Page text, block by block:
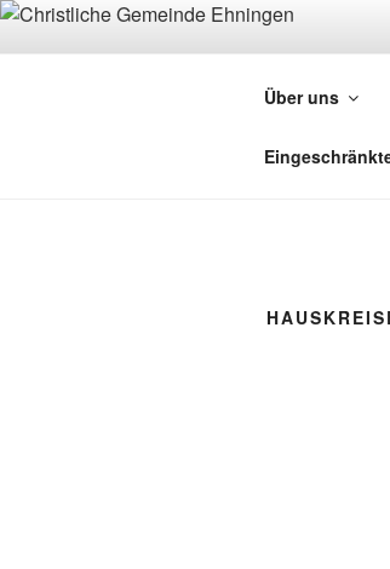
Zum
Über uns